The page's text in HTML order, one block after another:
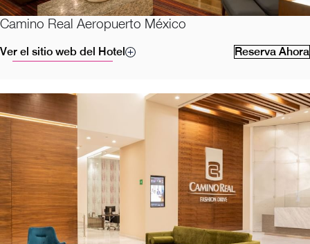
Camino Real Aeropuerto México
Ver el sitio web del Hotel Reserva Ahora